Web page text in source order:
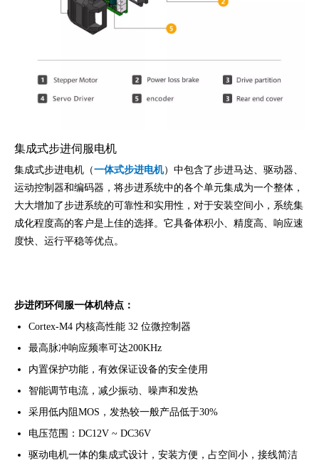
集成式步进伺服电机
集成式步进电机（一体式步进电机）中包含了步进马达、驱动器、
运动控制器和编码器，将步进系统中的各个单元集成为一个整体，
大大增加了步进系统的可靠性和实用性，对于安装空间小，系统集
成化程度高的客户是上佳的选择。它具备体积小、精度高、响应速
度快、运行平稳等优点。
步进闭环伺服一体机特点：
Cortex-M4 内核高性能 32 位微控制器
最高脉冲响应频率可达200KHz
内置保护功能，有效保证设备的安全使用
智能调节电流，减少振动、噪声和发热
采用低内阻MOS，发热较一般产品低于30%
电压范围：DC12V ~ DC36V
驱动电机一体的集成式设计，安装方便，占空间小，接线简洁